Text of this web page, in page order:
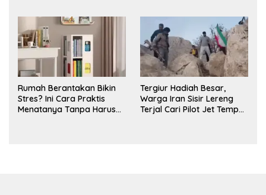
Rumah Berantakan Bikin
Stres? Ini Cara Praktis
Menatanya Tanpa Harus
Tergiur Hadiah Besar,
Warga Iran Sisir Lereng
Terjal Cari Pilot Jet Tempur